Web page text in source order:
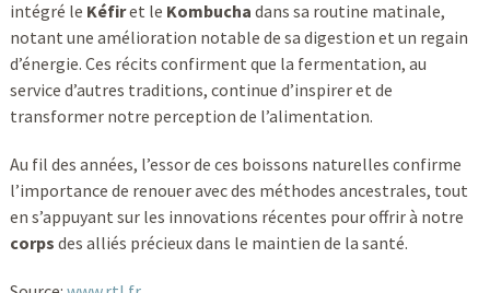
intégré le Kéfiret le Kombucha dans sa routine matinale,
notant une amélioration notable de sa digestion et un regain
d’énergie. Ces récits confirment que la fermentation, au
service d’autres traditions, continue d’inspirer et de
transformer notre perception de l’alimentation.
Au fil des années, l’essor de ces boissons naturelles confirme
l’importance de renouer avec des méthodes ancestrales, tout
en s’appuyant sur les innovations récentes pour offrir à notre
corps des alliés précieux dans le maintien de la santé.